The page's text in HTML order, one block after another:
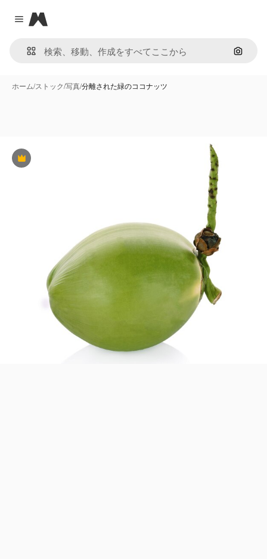
Close menu
Magnific
画像で
ホーム/ストック/写真/分離された緑のココナッツ
Premium